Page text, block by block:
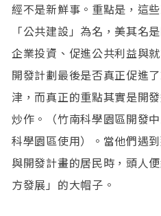
經不是新鮮事。重點是，這
「公共建設」為名，美其名
企業投資、促進公共利益與
開發計劃最後是否真正促進
津，而真正的重點其實是開
炒作。（竹南科學園區開發
科學園區使用）。當他們遇
與開發計畫的居民時，頭人
方發展」的大帽子。